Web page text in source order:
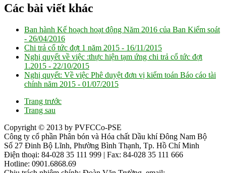
Các bài viết khác
Ban hành Kế hoạch hoạt động Năm 2016 của Ban Kiểm soát
- 26/04/2016
Chi trả cổ tức đợt 1 năm 2015 - 16/11/2015
Nghị quyết về việc :thực hiện tạm ứng chi trả cổ tức đợt
1.2015 - 22/10/2015
Nghị quyết: Về việc Phê duyệt đơn vị kiểm toán Báo cáo tài
chính năm 2015 - 01/07/2015
Trang trước
Trang sau
Copyright © 2013 by PVFCCo-PSE
Công ty cổ phần Phân bón và Hóa chất Dầu khí Đông Nam Bộ
Số 27 Đinh Bộ Lĩnh, Phường Bình Thạnh, Tp. Hồ Chí Minh
Điện thoại: 84-028 35 111 999 | Fax: 84-028 35 111 666
Hotline: 0901.6868.69